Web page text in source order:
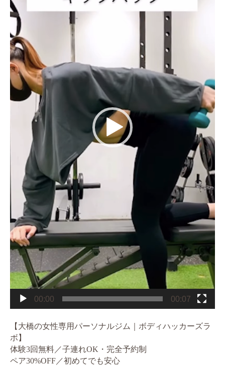
ヤ
ー
00:00 00:07
【大橋の女性専用パーソナルジム｜ボディハッカーズラ
ボ】
体験3回無料／子連れOK・完全予約制
ペア30%OFF／初めてでも安心